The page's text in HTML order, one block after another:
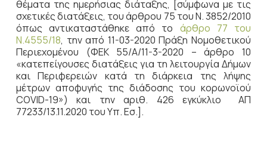
θέματα της ημερήσιας διάταξης, [σύμφωνα με τις
σχετικές διατάξεις, του άρθρου 75 του Ν. 3852/2010
όπως αντικαταστάθηκε από το άρθρο 77 του
Ν.4555/18, την από 11-03-2020 Πράξη Νομοθετικού
Περιεχομένου (ΦΕΚ 55/Α/11-3-2020 – άρθρο 10
«κατεπείγουσες διατάξεις για τη λειτουργία Δήμων
και Περιφερειών κατά τη διάρκεια της λήψης
μέτρων αποφυγής της διάδοσης του κορωνοϊού
COVID-19») και την αριθ. 426 εγκύκλιο ΑΠ
77233/13.11.2020 του Υπ. Εσ.].